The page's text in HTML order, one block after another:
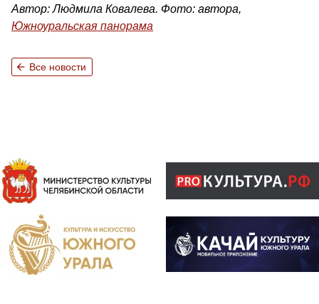
Автор: Людмила Ковалева. Фото: автора,
Южноуральская панорама
arrow_back Все новости